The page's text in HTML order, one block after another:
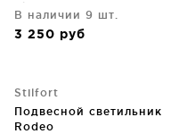
Ekols 14X14X8 CM
В наличии 9 шт.
3 250 руб
Stilfort
Подвесной светильник
Rodeo